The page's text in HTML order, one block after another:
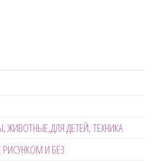
ЖИВОТНЫЕ,ДЛЯ ДЕТЕЙ, ТЕХНИКА
РИСУНКОМ И БЕЗ